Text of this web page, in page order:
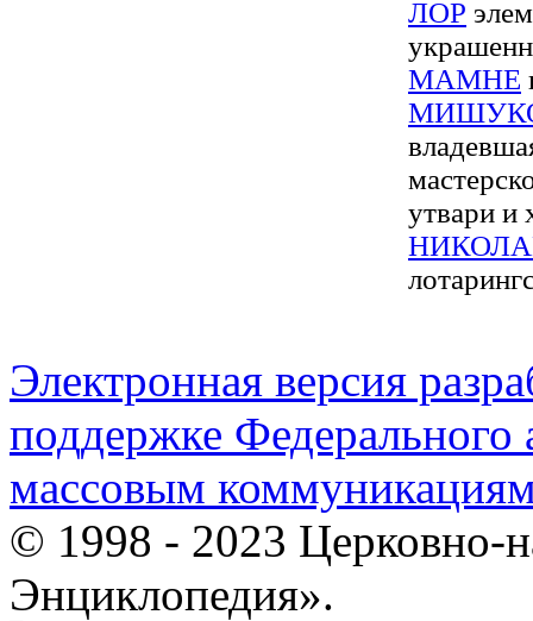
ЛОР
МАМНЕ
утвари и
Электронная версия
поддержке Федерального
массовым
© 1998 - 2023 Церковно-
Энциклопедия».